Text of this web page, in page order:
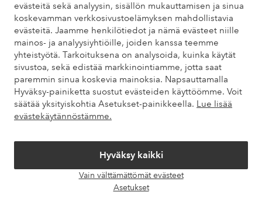
evästeitä sekä analyysin, sisällön mukauttamisen ja sinua
koskevamman verkkosivustoelämyksen mahdollistavia
evästeitä. Jaamme henkilötiedot ja nämä evästeet niille
mainos- ja analyysiyhtiöille, joiden kanssa teemme
yhteistyötä. Tarkoituksena on analysoida, kuinka käytät
sivustoa, sekä edistää markkinointiamme, jotta saat
paremmin sinua koskevia mainoksia. Napsauttamalla
Hyväksy-painiketta suostut evästeiden käyttöömme. Voit
säätää yksityiskohtia Asetukset-painikkeella. Lue lisää
evästekäytännöstämme.
Hyväksy kaikki
Vain välttämättömät evästeet
Asetukset
Löydät vastaukset useimmin kysyttyihin kysymyksiin usein
kysytyistä kysymyksistä. Löydät myös tietoa siitä, miten voit ottaa
meihin yhteyttä.
Asiakaspalvelu Tilaukset Maksutavat
Omat sivut
Tietoa Elloksesta